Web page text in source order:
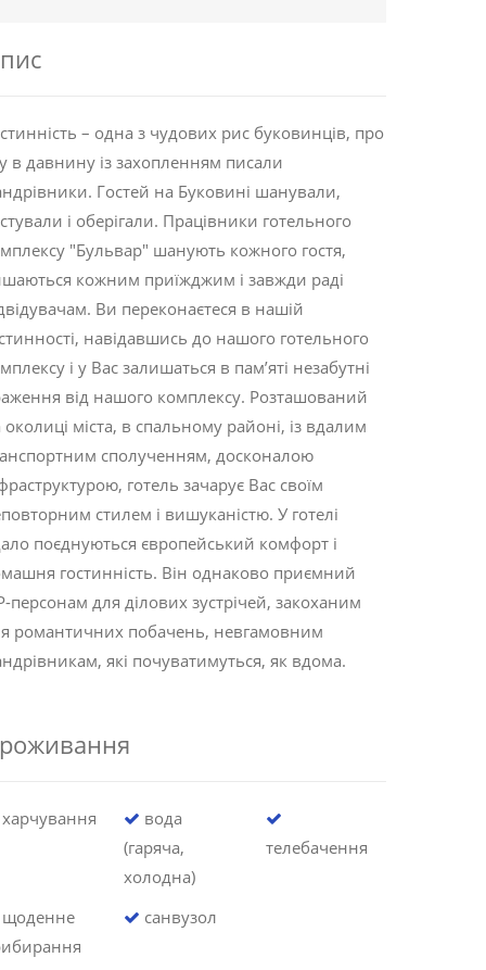
– одна з чудових рис буковинців, про
в давнину із захопленням писали
Гостей на Буковині шанували,
і оберігали. Працівники готельного
"Бульвар" шанують кожного гостя,
кожним приїжджим і завжди раді
Ви переконаєтеся в нашій
навідавшись до нашого готельного
і у Вас залишаться в пам’яті незабутні
від нашого комплексу. Розташований
околиці міста, в спальному районі, із вдалим
сполученням, досконалою
готель зачарує Вас своїм
стилем і вишуканістю. У готелі
поєднуються європейський комфорт і
гостинність. Він однаково приємний
персонам для ділових зустрічей, закоханим
романтичних побачень, невгамовним
які почуватимуться, як вдома.
вода
(гаряча,
холодна)
телебачення
санвузол